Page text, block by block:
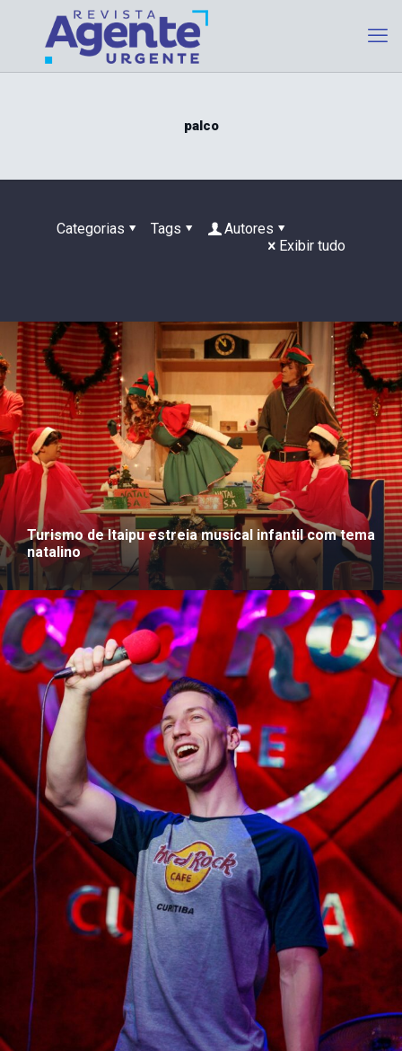
palco
Categorias Tags
Autores
Exibir tudo
Turismo de Itaipu estreia musical infantil com tema
natalino